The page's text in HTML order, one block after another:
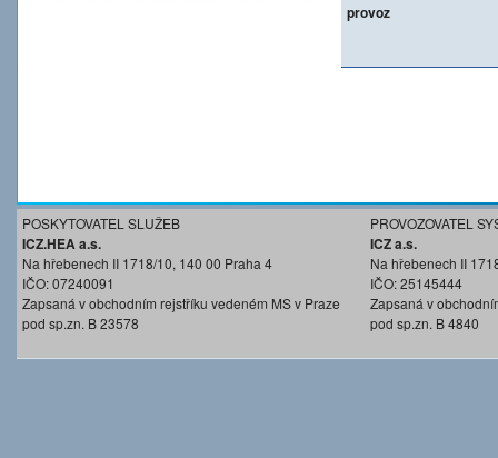
provoz
POSKYTOVATEL SLUŽEB
ICZ.HEA a.s.
Na hřebenech II 1718/10, 140 00 Praha 4
IČO: 07240091
Zapsaná v obchodním rejstříku vedeném MS v Praze
pod sp.zn. B 23578
PROVOZOVATEL
ICZ a.s.
Na hřebenech II
IČO: 25145444
Zapsaná v
pod sp.zn. B 4840